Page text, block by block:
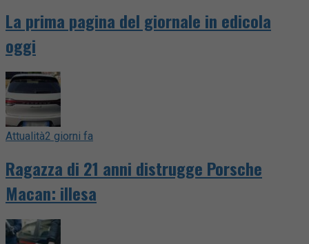
La prima pagina del giornale in edicola
oggi
Attualità2 giorni fa
Ragazza di 21 anni distrugge Porsche
Macan: illesa